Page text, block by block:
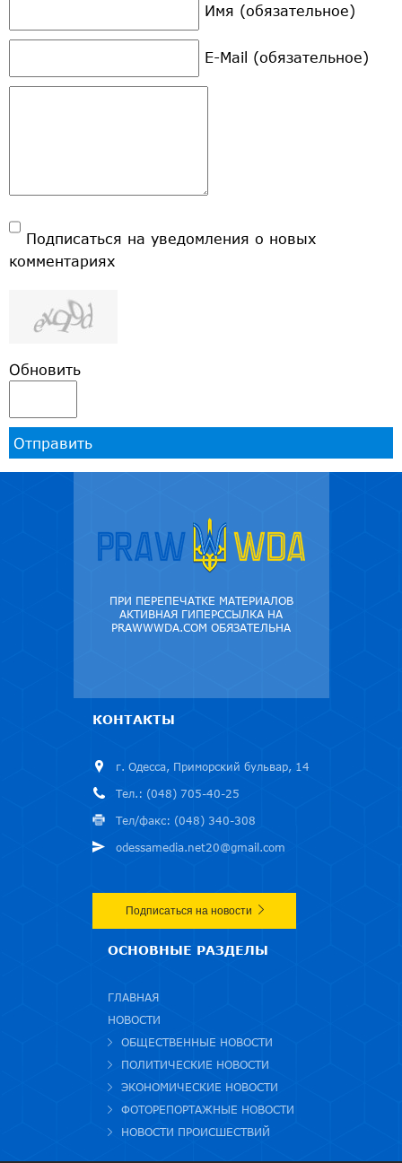
Имя (обязательное)
E-Mail (обязательное)
Подписаться на уведомления о новых
комментариях
Обновить
Отправить
ПРИ ПЕРЕПЕЧАТКЕ МАТЕРИАЛОВ
АКТИВНАЯ ГИПЕРССЫЛКА НА
PRAWWWDA.COM ОБЯЗАТЕЛЬНА
КОНТАКТЫ
г. Одесса, Приморский бульвар, 14
Тел.: (048) 705-40-25
Тел/факс: (048) 340-308
odessamedia.net20@gmail.com
Подписаться на новости
ОСНОВНЫЕ РАЗДЕЛЫ
ГЛАВНАЯ
НОВОСТИ
ОБЩЕСТВЕННЫЕ НОВОСТИ
ПОЛИТИЧЕСКИЕ НОВОСТИ
ЭКОНОМИЧЕСКИЕ НОВОСТИ
ФОТОРЕПОРТАЖНЫЕ НОВОСТИ
НОВОСТИ ПРОИСШЕСТВИЙ